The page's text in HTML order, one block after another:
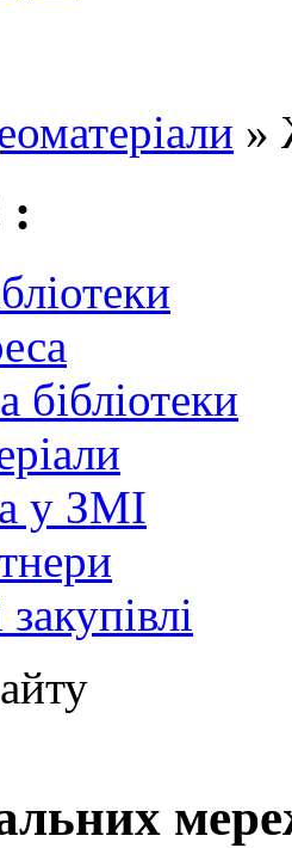
»
бібліотеки
у ЗМІ